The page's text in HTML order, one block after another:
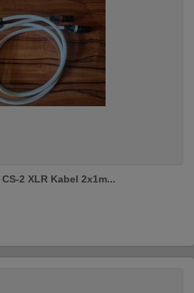
CS-2 XLR Kabel 2x1m...